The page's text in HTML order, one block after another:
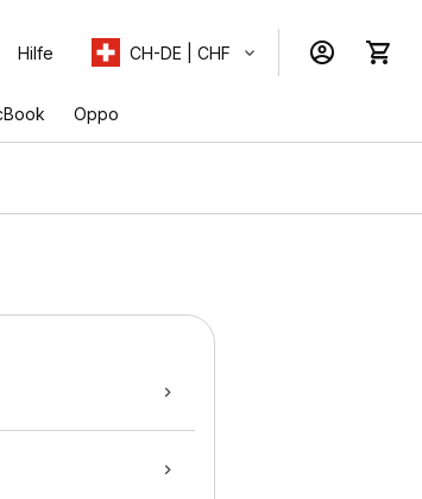
Hilfe CH-DE | CHF
Oppo